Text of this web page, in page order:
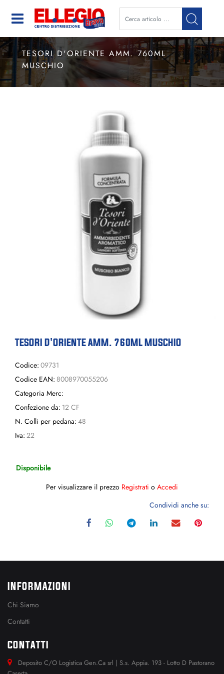
Open
TESORI D'ORIENTE AMM. 760ML
MUSCHIO
TESORI D'ORIENTE AMM. 760ML MUSCHIO
Codice: 09731
Codice EAN: 8008970055206
Categoria Merc:
Confezione da: 12 CF
N. Colli per pedana: 48
Iva: 22
Disponibile
Per visualizzare il prezzo Registrati o Accedi
Condividi anche su:
INFORMAZIONI
Chi Siamo
Contatti
CONTATTI
Deposito C/O Logistica Gen.Ca srl | S.s. Appia. 193 - Lotto D Pastorano